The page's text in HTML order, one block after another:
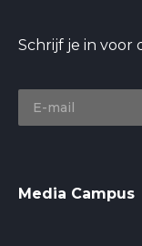
Schrijf je in voor
Media Campus